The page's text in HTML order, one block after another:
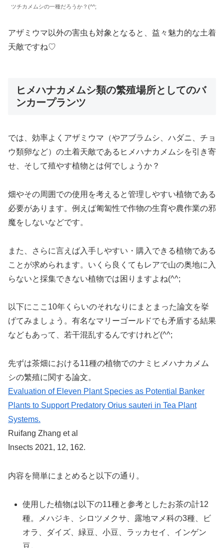
ツチカメムシの一種だろうか？(^^;
アザミウマ以外の害虫も対象となると、益々魅力的な土着
天敵ですね♡
ヒメハナカメムシ類の繁殖場所としてのバ
ンカープランツ
では、効率よくアザミウマ（やアブラムシ、ハダニ、チョ
ウ類卵など）の土着天敵であるヒメハナカメムシを引き寄
せ、そして殖やす植物とは何でしょうか？
畑やその周囲での使用を考えると管理しやすい植物である
必要があります。例えば匍匐性で作物の生育や農作業の邪
魔をしないなどです。
また、さらに言えば入手しやすい・購入できる植物である
ことが求められます。いくら良くてもレアで山の奥地に入
らないと採集できない植物では困りますよね(^^;
以下にここ10年くらいのそれなりにまとまった論文を挙
げてみましょう。有名なマリーゴールドでも矛盾する結果
などもあって、若干混乱するんですけれど(^^;
先ずは茶畑における11種の植物でのナミヒメハナカメム
シの繁殖に関する論文。
Evaluation of Eleven Plant Species as Potential Banker
Plants to Support Predatory Orius sauteri in Tea Plant
Systems.
Ruifang Zhang et al
Insects 2021, 12, 162.
内容を簡単にまとめると以下の通り。
使用した植物は以下の11種と参考としたお茶の計12
種。メハジキ、シロツメクサ、露地マメ科の3種、ビ
オラ、ダイズ、緑豆、小豆、ラッカセイ、インゲン
豆。